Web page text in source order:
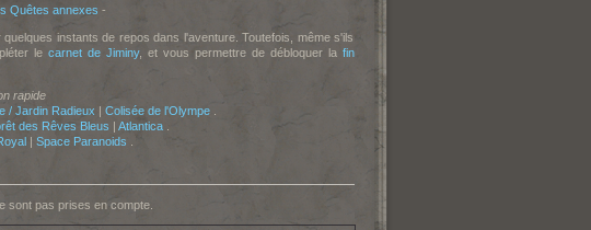
Quêtes annexes -
instants de repos dans l'aventure. Toutefois, même s'ils
le carnet de Jiminy, et vous permettre de débloquer la fin
rapide
/ Jardin Radieux | Colisée de l'Olympe.
des Rêves Bleus | Atlantica.
| Space Paranoids
sont pas prises en compte.